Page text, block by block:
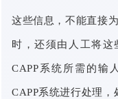
这些信息，不能直接
时，还须由人工将
CAPP系统所需的输
CAPP系统进行处理